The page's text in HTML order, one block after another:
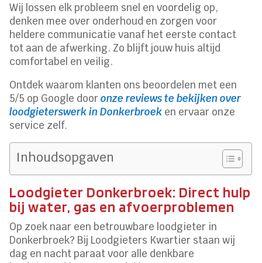
Wij lossen elk probleem snel en voordelig op,
denken mee over onderhoud en zorgen voor
heldere communicatie vanaf het eerste contact
tot aan de afwerking. Zo blijft jouw huis altijd
comfortabel en veilig.
Ontdek waarom klanten ons beoordelen met een
5/5 op Google dooronze reviews te bekijken over
loodgieterswerk in Donkerbroek en ervaar onze
service zelf.
Inhoudsopgaven
Loodgieter Donkerbroek: Direct hulp
bij water, gas en afvoerproblemen
Op zoek naar een betrouwbare loodgieter in
Donkerbroek? Bij Loodgieters Kwartier staan wij
dag en nacht paraat voor alle denkbare